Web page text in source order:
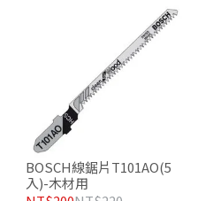
BOSCH線鋸片T101AO(5
入)-木材用